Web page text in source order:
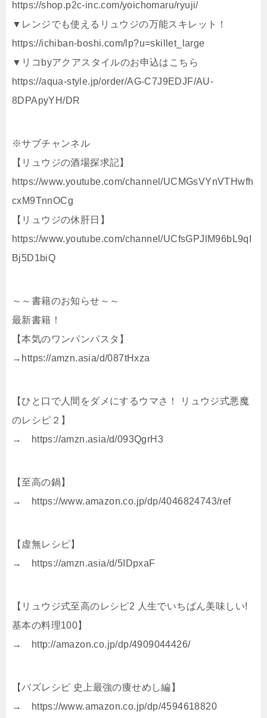
https://shop.p2c-inc.com/yoichomaru/ryuji/
▼レンジでも使えるリュウジの万能スキレット！
https://ichiban-boshi.com/lp?u=skillet_large
▼リコbyアクアスタイルのお申込はこちら
https://aqua-style.jp/order/AG-C7J9EDJF/AU-
8DPApyYH/DR
※サブチャンネル
【リュウジの酒場探求記】
https://www.youtube.com/channel/UCMGsVYnVTHwfh
cxM9TnnOCg
【リュウジの休肝日】
https://www.youtube.com/channel/UCfsGPJlM96bL9qI
Bj5D1biQ
～～書籍のお知らせ～～
最新書籍！
【本気のワンパンパスタ】
→https://amzn.asia/d/087tHxza
【ひと口で人間をダメにするウマさ！ リュウジ式悪魔
のレシピ２】
→ https://amzn.asia/d/093QgrH3
【至高の鍋】
→ https://www.amazon.co.jp/dp/4046824743/ref
【虚無レシピ】
→ https://amzn.asia/d/5IDpxaF
【リュウジ式至高のレシピ2 人生でいちばん美味しい!
基本の料理100】
→ http://amazon.co.jp/dp/4909044426/
【バズレシピ 史上最強の痩せめし編】
→ https://www.amazon.co.jp/dp/4594618820